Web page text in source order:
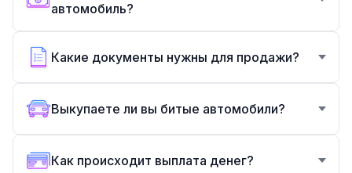
автомобиль?
Какие документы нужны для продажи?
Выкупаете ли вы битые автомобили?
Как происходит выплата денег?